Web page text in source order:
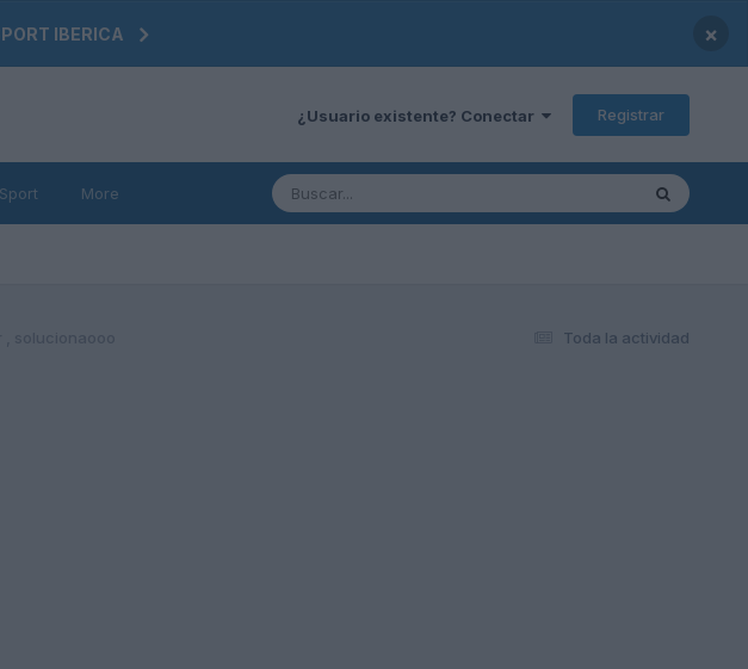
IBERICA ×
¿Usuario existente? Conectar Registrar
More
Toda la actividad